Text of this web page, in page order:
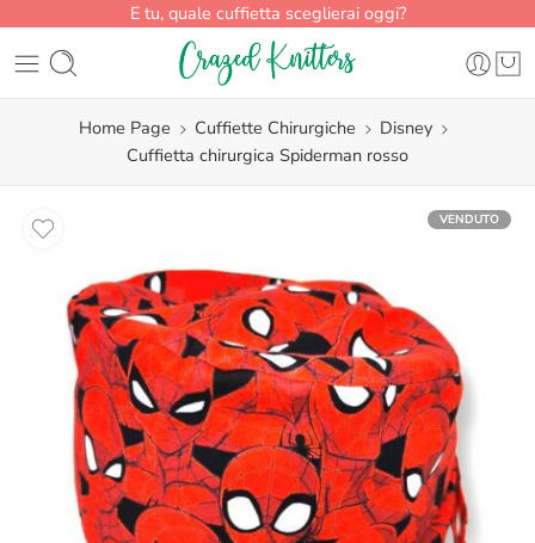
E tu, quale cuffietta sceglierai oggi?
Home Page Cuffiette Chirurgiche
Disney
Cuffietta chirurgica Spiderman rosso
VENDUTO